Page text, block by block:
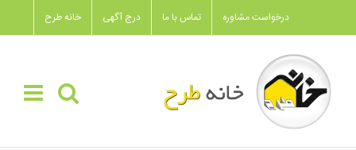
to
content
خانه طرح درج آگهی تماس با ما درخواست مشاوره